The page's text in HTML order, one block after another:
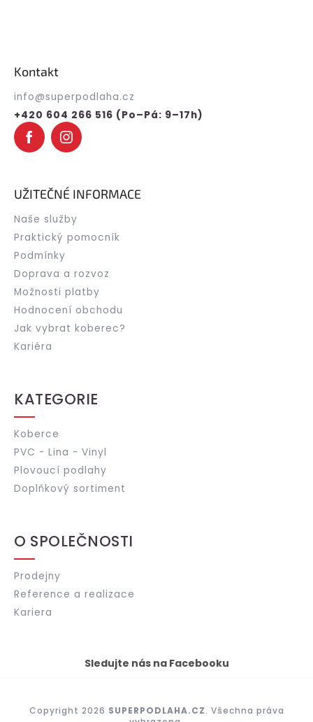
Kontakt
info@superpodlaha.cz
+420 604 266 516 (Po–Pá: 9–17h)
UŽITEČNÉ INFORMACE
Naše služby
Praktický pomocník
Podmínky
Doprava a rozvoz
Možnosti platby
Hodnocení obchodu
Jak vybrat koberec?
Kariéra
KATEGORIE
Koberce
PVC - Lina - Vinyl
Plovoucí podlahy
Doplňkový sortiment
O SPOLEČNOSTI
Prodejny
Reference a realizace
Kariera
Sledujte nás na Facebooku
Copyright 2026 SUPERPODLAHA.CZ. Všechna práva